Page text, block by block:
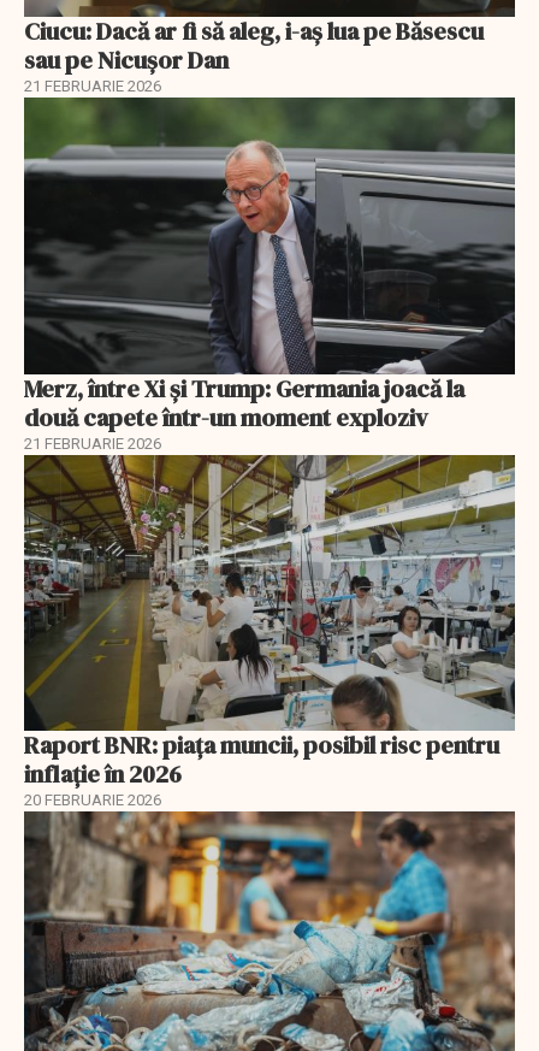
Ciucu: Dacă ar fi să aleg, i-aș lua pe Băsescu
sau pe Nicușor Dan
21 FEBRUARIE 2026
Merz, între Xi și Trump: Germania joacă la
două capete într-un moment exploziv
21 FEBRUARIE 2026
Raport BNR: piața muncii, posibil risc pentru
inflație în 2026
20 FEBRUARIE 2026